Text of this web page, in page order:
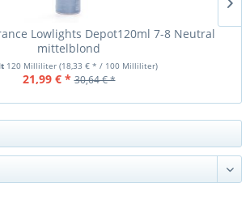
Lowlights Depot120ml 7-8 Neutral
mittelblond
120 Milliliter (18,33 € * / 100 Milliliter)
21,99 € * 30,64 € *